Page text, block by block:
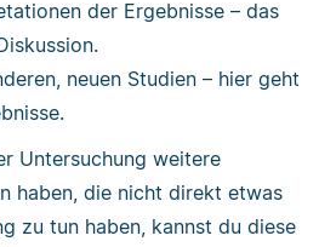
der Ergebnisse – das
neuen Studien – hier geht
Untersuchung weitere
haben, die nicht direkt etwas
zu tun haben, kannst du diese